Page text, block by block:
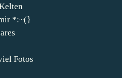
*:~(}
Fotos